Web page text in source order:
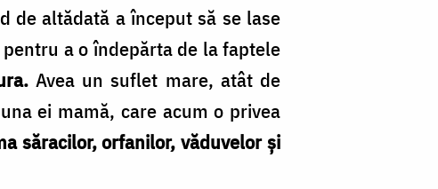
de altădată a început să se lase
a o îndepărta de la faptele
Avea un suflet mare, atât de
ei mamă, care acum o privea
săracilor, orfanilor, văduvelor şi